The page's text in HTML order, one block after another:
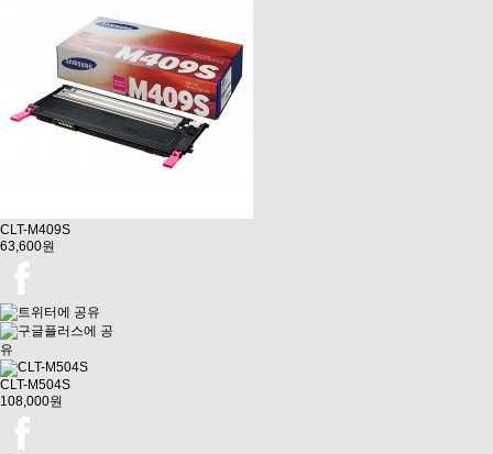
CLT-M409S
63,600원
CLT-M504S
108,000원